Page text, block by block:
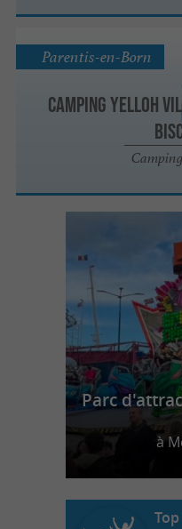
Camping Yelloh
Parentis-en-Born
Parc
à